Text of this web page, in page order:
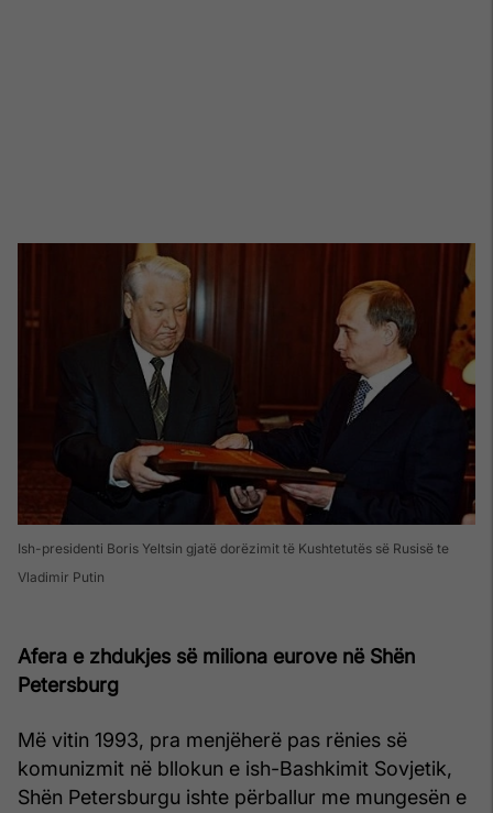
Ish-presidenti Boris Yeltsin gjatë dorëzimit të Kushtetutës së Rusisë te
Vladimir Putin
Afera e zhdukjes së miliona eurove në Shën
Petersburg
Më vitin 1993, pra menjëherë pas rënies së
komunizmit në bllokun e ish-Bashkimit Sovjetik,
Shën Petersburgu ishte përballur me mungesën e